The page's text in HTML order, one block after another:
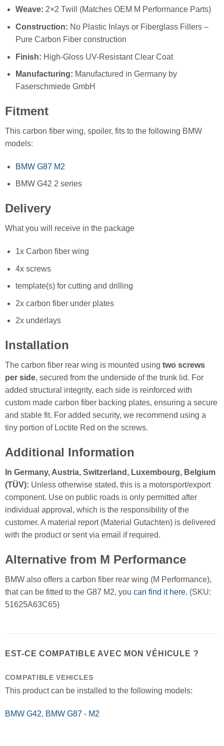
Weave: 2×2 Twill (Matches OEM M Performance Parts)
Construction: No Plastic Inlays or Fiberglass Fillers –
Pure Carbon Fiber construction
Finish: High-Gloss UV-Resistant Clear Coat
Manufacturing: Manufactured in Germany by
Faserschmiede GmbH
Fitment
This carbon fiber wing, spoiler, fits to the following BMW
models:
BMW G87 M2
BMW G42 2 series
Delivery
What you will receive in the package
1x Carbon fiber wing
4x screws
template(s) for cutting and drilling
2x carbon fiber under plates
2x underlays
Installation
The carbon fiber rear wing is mounted using two screws
per side, secured from the underside of the trunk lid. For
added structural integrity, each side is reinforced with
custom made carbon fiber backing plates, ensuring a secure
and stable fit. For added security, we recommend using a
tiny portion of Loctite Red on the screws.
Additional Information
In Germany, Austria, Switzerland, Luxembourg, Belgium
(TÜV): Unless otherwise stated, this is a motorsport/export
component. Use on public roads is only permitted after
individual approval, which is the responsibility of the
customer. A material report (Material Gutachten) is delivered
with the product or sent via email if required.
Alternative from M Performance
BMW also offers a carbon fiber rear wing (M Performance),
that can be fitted to the G87 M2, you can find it here. (SKU:
51625A63C65)
EST-CE COMPATIBLE AVEC MON VÉHICULE ?
COMPATIBLE VEHICLES
This product can be installed to the following models:
BMW G42, BMW G87 - M2